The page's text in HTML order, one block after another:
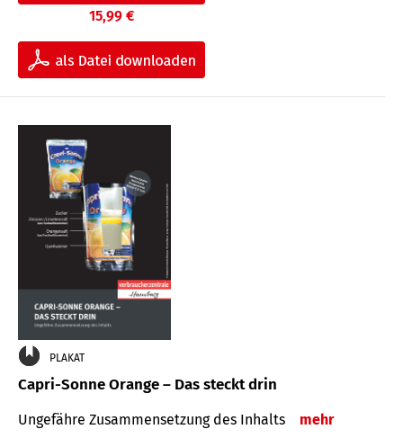
15,99 €
PLAKAT
Capri-Sonne Orange – Das steckt drin
Ungefähre Zu­sammen­setzung des Inhalts mehr